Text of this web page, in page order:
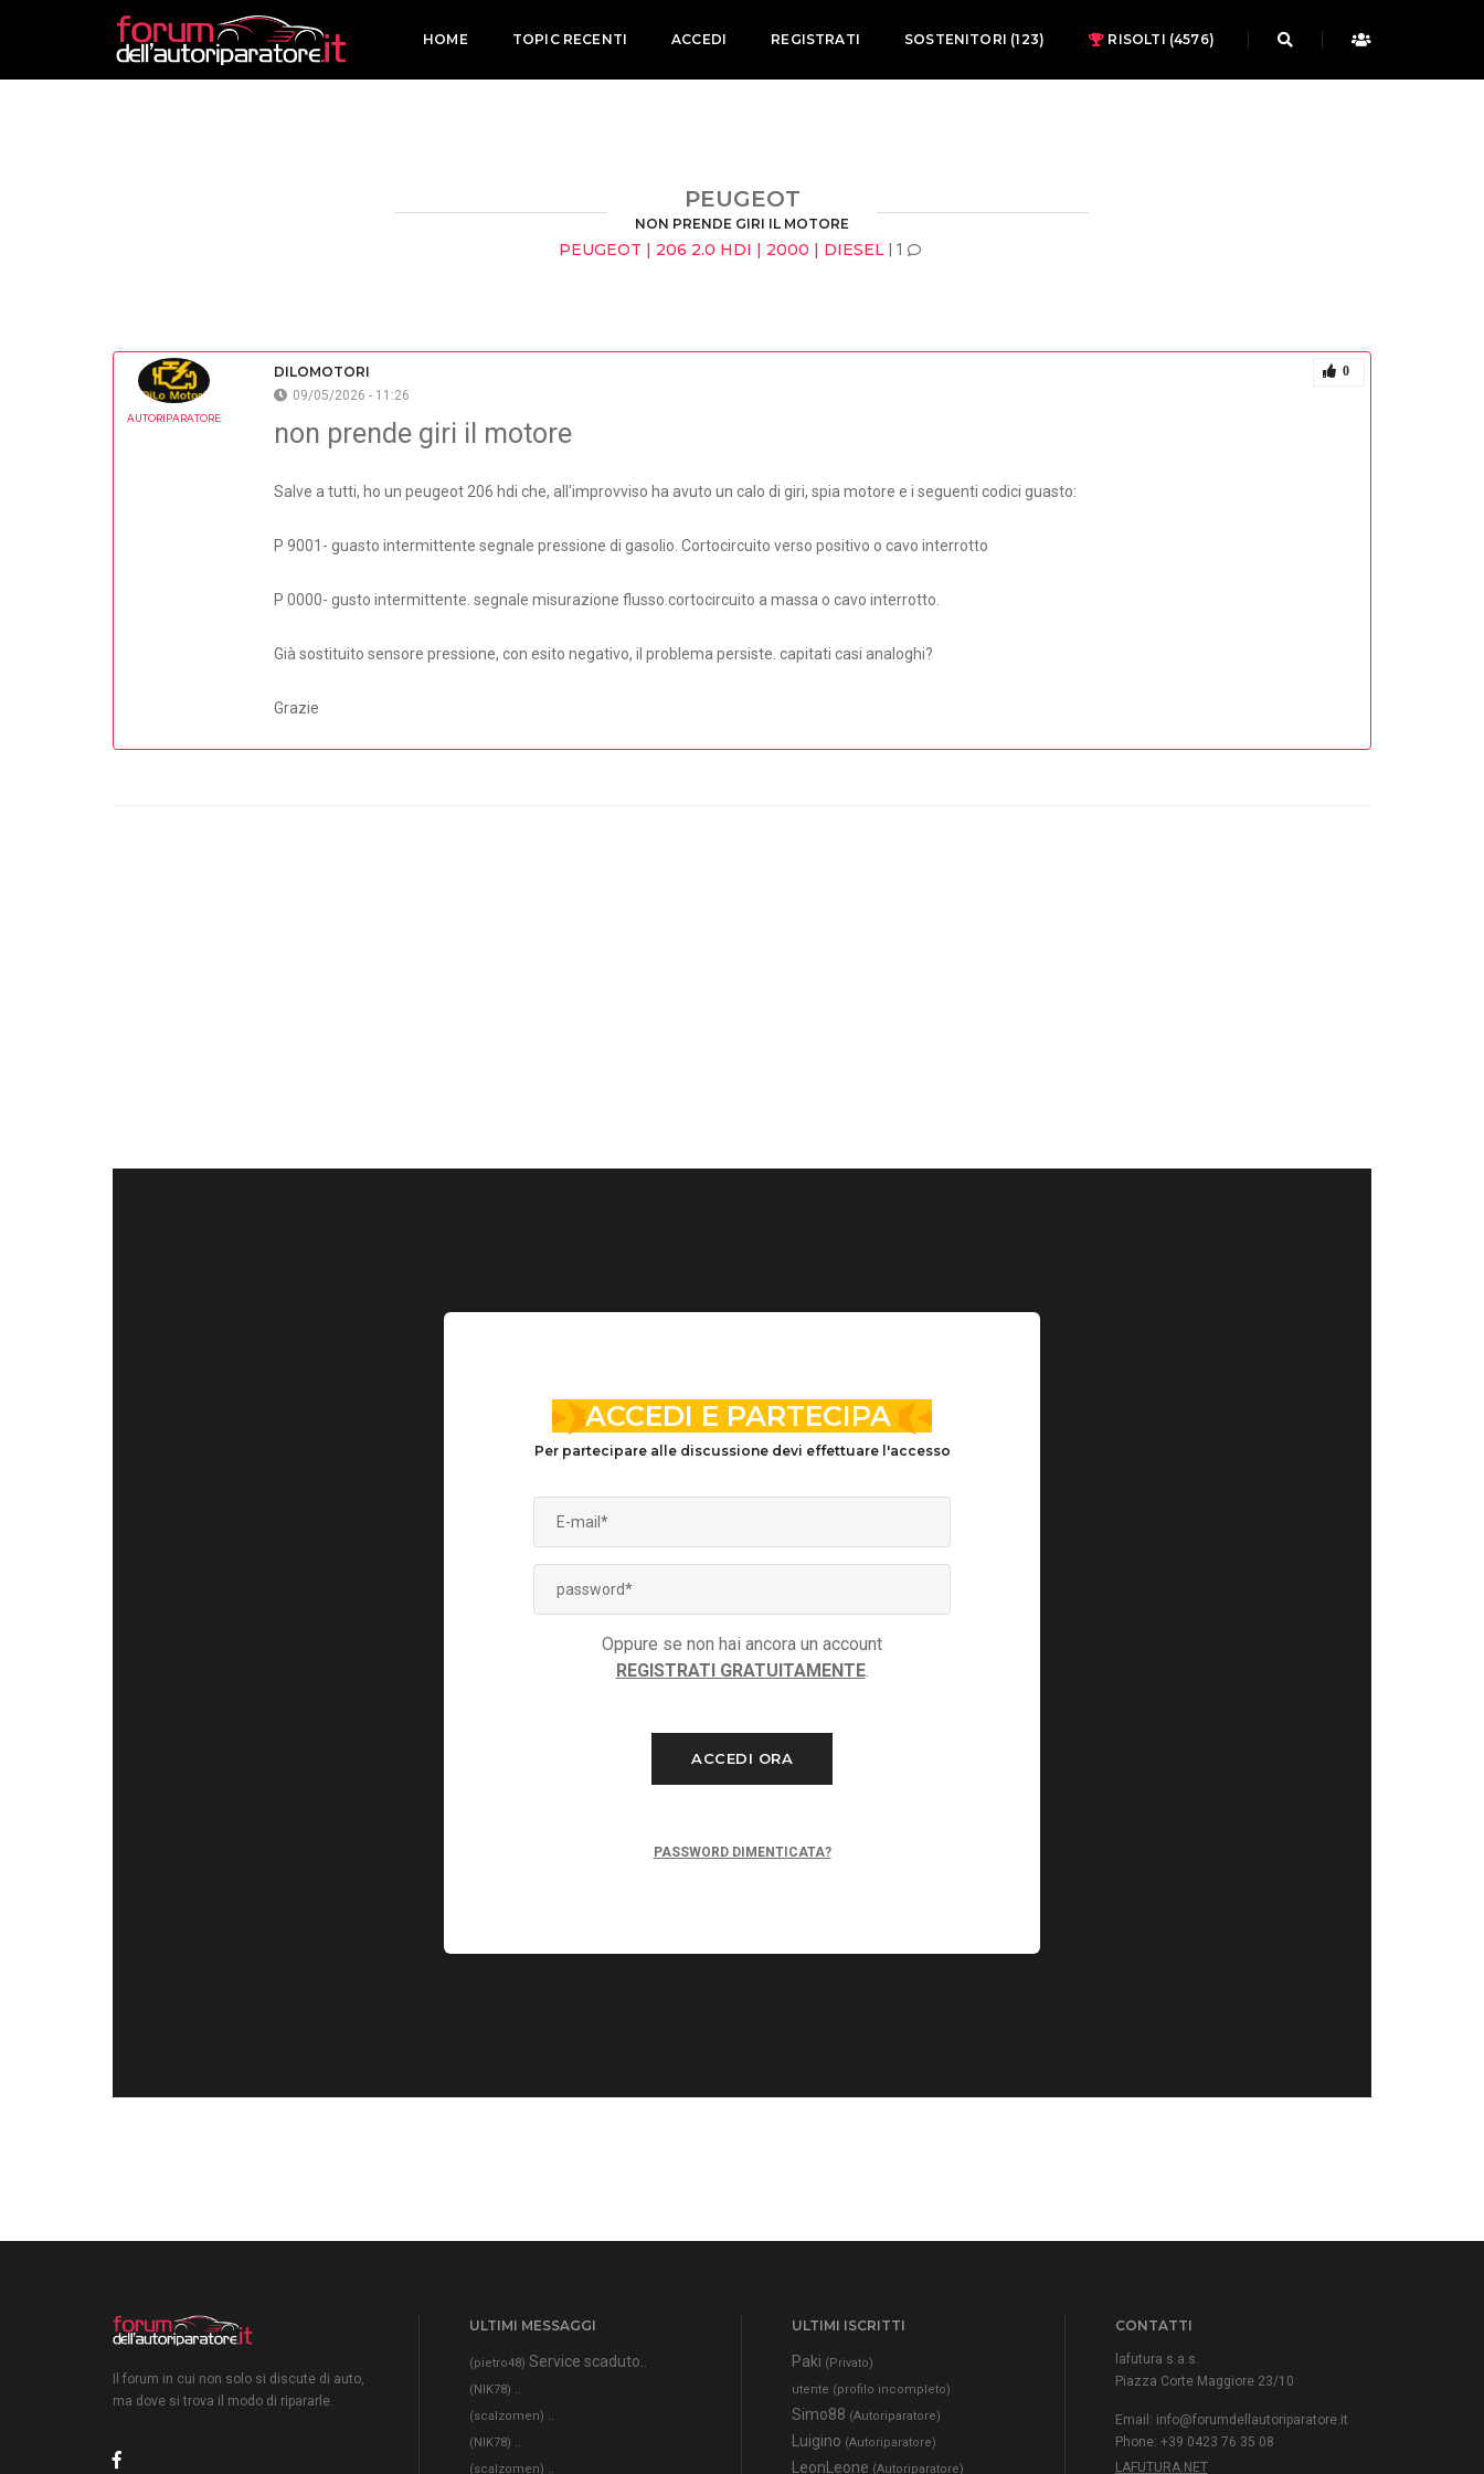
HOME TOPIC RECENTI ACCEDI REGISTRATI SOSTENITORI (123) RISOLTI (4576)
PEUGEOT
NON PRENDE GIRI IL MOTORE
PEUGEOT | 206 2.0 HDI | 2000 | DIESEL | 1
AUTORIPARATORE
DILOMOTORI 0
09/05/2026 - 11:26
non prende giri il motore
Salve a tutti, ho un peugeot 206 hdi che, all'improvviso ha avuto un calo di giri, spia motore e i seguenti codici guasto:
P 9001- guasto intermittente segnale pressione di gasolio. Cortocircuito verso positivo o cavo interrotto
P 0000- gusto intermittente. segnale misurazione flusso.cortocircuito a massa o cavo interrotto.
Già sostituito sensore pressione, con esito negativo, il problema persiste. capitati casi analoghi?
Grazie
ACCEDI E PARTECIPA
Per partecipare alle discussione devi effettuare l'accesso
Oppure se non hai ancora un account
REGISTRATI GRATUITAMENTE.
ACCEDI ORA
PASSWORD DIMENTICATA?
Il forum in cui non solo si discute di auto,
ma dove si trova il modo di ripararle.
ULTIMI MESSAGGI
(pietro48) Service scaduto..
(NIK78) ..
(scalzomen) ..
(NIK78) ..
(scalzomen) ..
ULTIMI ISCRITTI
Paki (Privato)
utente (profilo incompleto)
Simo88 (Autoriparatore)
Luigino (Autoriparatore)
LeonLeone (Autoriparatore)
CONTATTI
lafutura s.a.s.
Piazza Corte Maggiore 23/10
Email: info@forumdellautoriparatore.it
Phone: +39 0423 76 35 08
LAFUTURA.NET